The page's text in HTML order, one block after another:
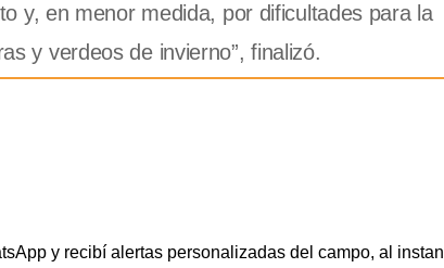
y, en menor medida, por dificultades para la
y verdeos de invierno”, finalizó.
y recibí alertas personalizadas del campo, al